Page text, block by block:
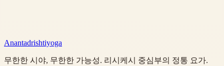
Anantadrishtiyoga
무한한 시야, 무한한 가능성. 리시케시 중심부의 정통 요가.